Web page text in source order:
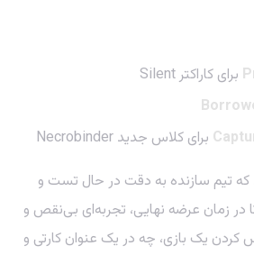
برای کاراکتر Silent
برای کلاس جدید Necrobinder
که تیم سازنده به دقت در حال تست و
در زمان عرضه نهایی، تجربه‌ای بی‌نقص و
کردن یک بازی، چه در یک عنوان کارتی و